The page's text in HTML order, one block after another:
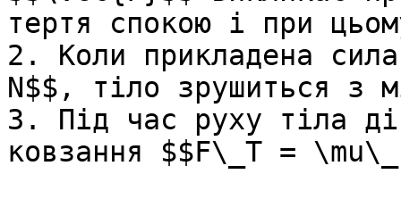
тертя спокою i при
2. Коли прикладена
N$$, тiло зрушиться з
3. Під час руху тіла
ковзання $$F\_T =